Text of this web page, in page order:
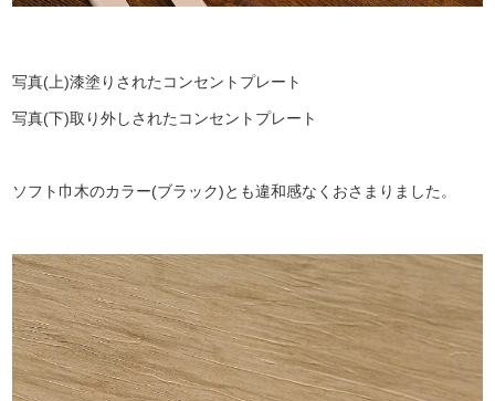
写真(上)漆塗りされたコンセントプレート
写真(下)取り外しされたコンセントプレート
ソフト巾木のカラー(ブラック)とも違和感なくおさまりました。